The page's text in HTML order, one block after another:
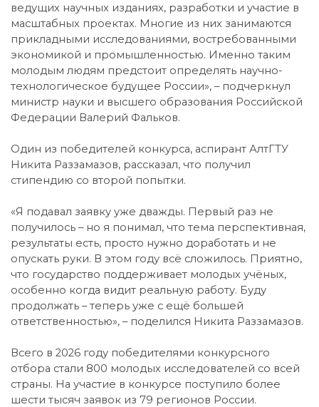
ведущих научных изданиях, разработки и участие в
масштабных проектах. Многие из них занимаются
прикладными исследованиями, востребованными
экономикой и промышленностью. Именно таким
молодым людям предстоит определять научно-
технологическое будущее России», – подчеркнул
министр науки и высшего образования Российской
Федерации Валерий Фальков.
Один из победителей конкурса, аспирант АлтГТУ
Никита Раззамазов, рассказал, что получил
стипендию со второй попытки.
«Я подавал заявку уже дважды. Первый раз не
получилось – но я понимал, что тема перспективная,
результаты есть, просто нужно доработать и не
опускать руки. В этом году всё сложилось. Приятно,
что государство поддерживает молодых учёных,
особенно когда видит реальную работу. Буду
продолжать – теперь уже с ещё большей
ответственностью», – поделился Никита Раззамазов.
Всего в 2026 году победителями конкурсного
отбора стали 800 молодых исследователей со всей
страны. На участие в конкурсе поступило более
шести тысяч заявок из 79 регионов России.